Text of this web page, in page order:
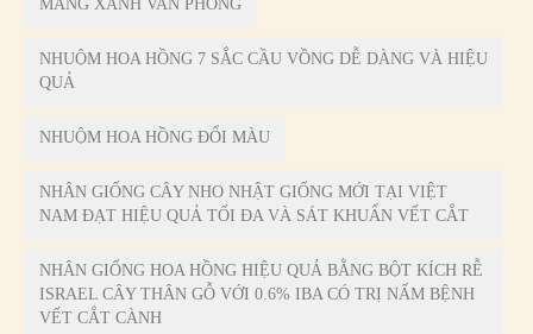
MANG XANH VAN PHONG
NHUỘM HOA HỒNG 7 SẮC CẦU VỒNG DỄ DÀNG VÀ HIỆU
QUẢ
NHUỘM HOA HỒNG ĐỔI MÀU
NHÂN GIỐNG CÂY NHO NHẬT GIỐNG MỚI TẠI VIỆT
NAM ĐẠT HIỆU QUẢ TỐI ĐA VÀ SÁT KHUẨN VẾT CẮT
NHÂN GIỐNG HOA HỒNG HIỆU QUẢ BẰNG BỘT KÍCH RỄ
ISRAEL CÂY THÂN GỖ VỚI 0.6% IBA CÓ TRỊ NẤM BỆNH
VẾT CẮT CÀNH